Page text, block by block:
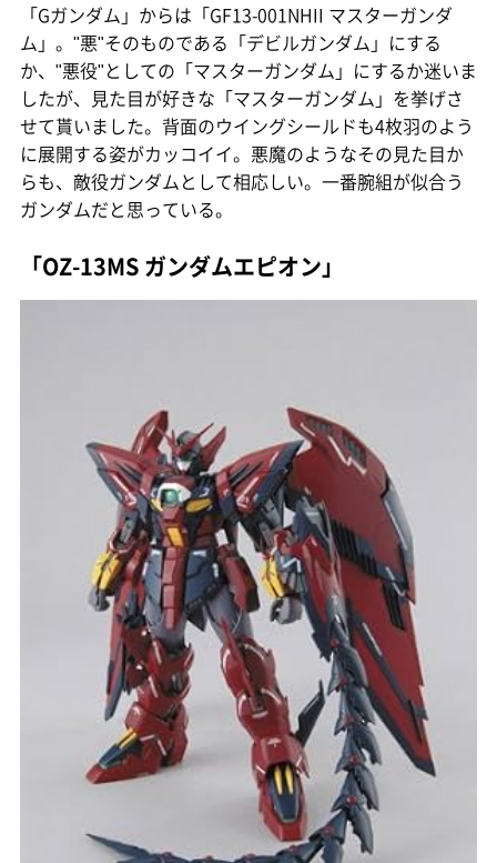
「Gガンダム」からは「GF13-001NHII マスターガンダ
ム」。"悪"そのものである「デビルガンダム」にする
か、"悪役"としての「マスターガンダム」にするか迷いま
したが、見た目が好きな「マスターガンダム」を挙げさ
せて貰いました。背面のウイングシールドも4枚羽のよう
に展開する姿がカッコイイ。悪魔のようなその見た目か
らも、敵役ガンダムとして相応しい。一番腕組が似合う
ガンダムだと思っている。
「OZ-13MS ガンダムエピオン」